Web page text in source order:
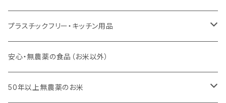
プラスチックフリー・キッチン用品
キッチンスポンジ・キッチンブラシ
びわこ・和太布（日本独自の方法で織られた木綿の布巾）
安心・無農薬の食品（お米以外）
50年以上無農薬のお米